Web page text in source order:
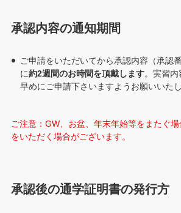
承認内容の通知期間
ご申請をいただいてから承認内容（承認
に約2週間のお時間を頂戴します。実習内
早めにご申請下さいますようお願いいたし
ご注意：GW、お盆、年末年始等をまたぐ
をいただく場合がございます。
承認後の通学証明書の発行方